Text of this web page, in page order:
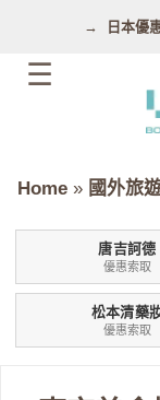
日本優
Home » 國外旅
唐吉訶德
優惠索取
松本清藥
優惠索取